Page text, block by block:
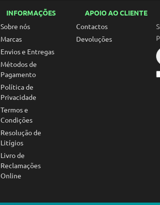
INFORMAÇÕES
Sobre nós
Marcas
Envios e Entregas
Métodos de
Pagamento
Política de
Privacidade
Termos e
Condições
Resolução de
Litígios
Livro de
Reclamações
Online
APOIO AO CLIENTE
Contactos
Devoluções